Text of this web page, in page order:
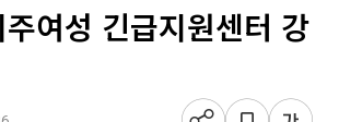
여성 긴급지원센터 강